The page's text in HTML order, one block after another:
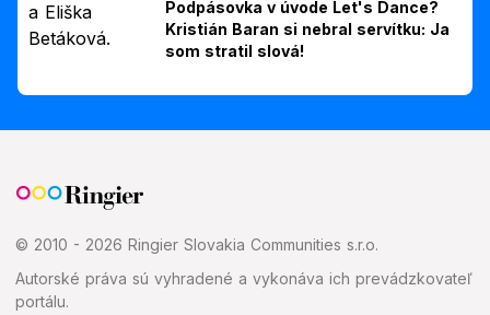
Podpásovka v úvode Let's Dance?
Kristián Baran si nebral servítku: Ja
som stratil slová!
© 2010 - 2026 Ringier Slovakia Communities s.r.o.
Autorské práva sú vyhradené a vykonáva ich prevádzkovateľ
portálu.